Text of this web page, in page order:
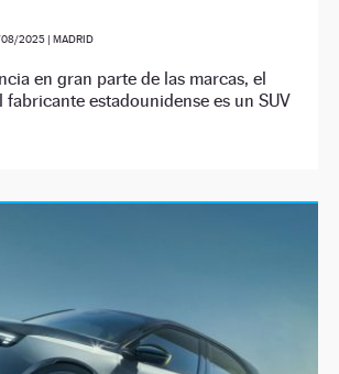
2025| MADRID
en gran parte de las marcas, el
fabricante estadounidense es un SUV